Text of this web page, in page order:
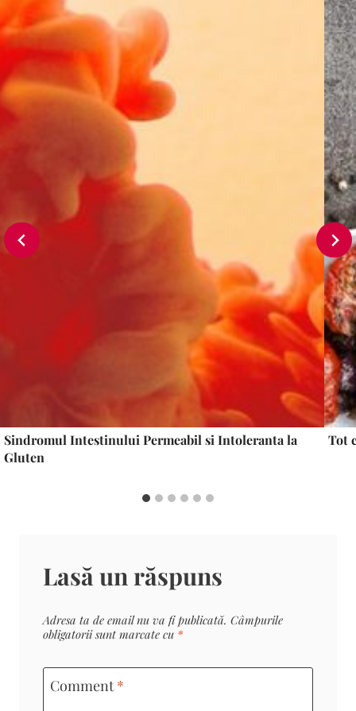
Sindromul Intestinului Permeabil si Intoleranta la
Gluten
Tot
Lasă un răspuns
Adresa ta de email nu va fi publicată. Câmpurile
obligatorii sunt marcate cu *
Comment*